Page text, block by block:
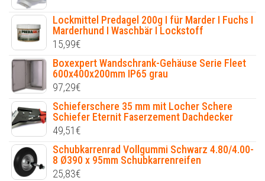
Lockmittel Predagel 200g I für Marder I Fuchs I
Marderhund I Waschbär I Lockstoff
15,99€
Boxexpert Wandschrank-Gehäuse Serie Fleet
600x400x200mm IP65 grau
97,29€
Schieferschere 35 mm mit Locher Schere
Schiefer Eternit Faserzement Dachdecker
49,51€
Schubkarrenrad Vollgummi Schwarz 4.80/4.00-
8 Ø390 x 95mm Schubkarrenreifen
25,83€